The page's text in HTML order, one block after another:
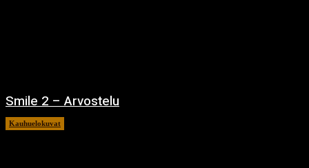
Smile 2 – Arvostelu
Kauhuelokuvat